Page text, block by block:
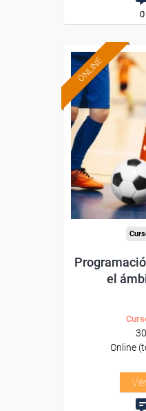
0
ONLINE
Para
trabajadores y
el
Online